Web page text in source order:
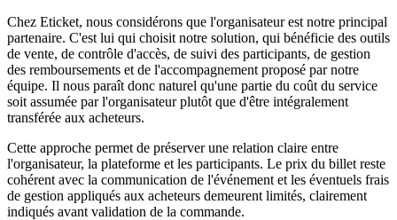
Chez Eticket, nous considérons que l'organisateur est notre principal
partenaire. C'est lui qui choisit notre solution, qui bénéficie des outils
de vente, de contrôle d'accès, de suivi des participants, de gestion
des remboursements et de l'accompagnement proposé par notre
équipe. Il nous paraît donc naturel qu'une partie du coût du service
soit assumée par l'organisateur plutôt que d'être intégralement
transférée aux acheteurs.
Cette approche permet de préserver une relation claire entre
l'organisateur, la plateforme et les participants. Le prix du billet reste
cohérent avec la communication de l'événement et les éventuels frais
de gestion appliqués aux acheteurs demeurent limités, clairement
indiqués avant validation de la commande.